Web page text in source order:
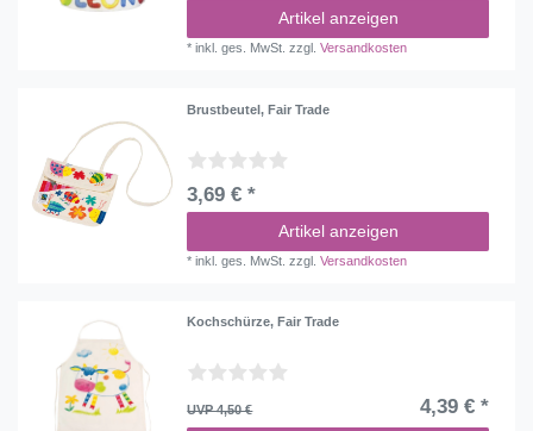
Artikel anzeigen
*inkl. ges. MwSt. zzgl.Versandkosten
Brustbeutel, Fair Trade
3,69 € *
Artikel anzeigen
*inkl. ges. MwSt. zzgl.Versandkosten
Kochschürze, Fair Trade
UVP 4,50 € 4,39 € *